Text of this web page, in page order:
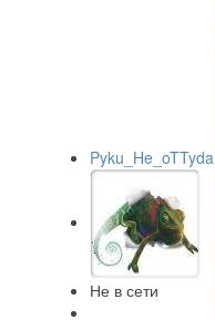
Pyku_He_oTTyda
Не в сети